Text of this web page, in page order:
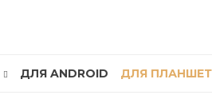
ДЛЯ ANDROID ДЛЯ